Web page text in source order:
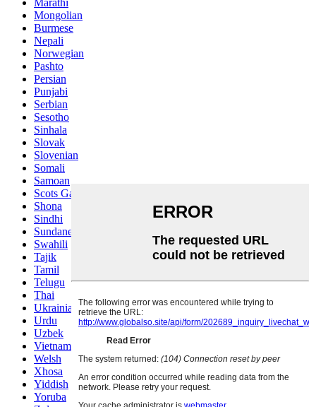
Marathi
Mongolian
Burmese
Nepali
Norwegian
Pashto
Persian
Punjabi
Serbian
Sesotho
Sinhala
Slovak
Slovenian
Somali
Samoan
Scots Gaelic
Shona
Sindhi
Sundanese
Swahili
Tajik
Tamil
Telugu
Thai
Ukrainian
Urdu
Uzbek
Vietnamese
Welsh
Xhosa
Yiddish
Yoruba